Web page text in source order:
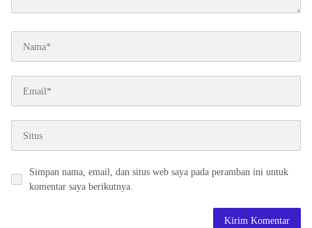
Simpan nama, email, dan situs web saya pada peramban ini untuk
komentar saya berikutnya.